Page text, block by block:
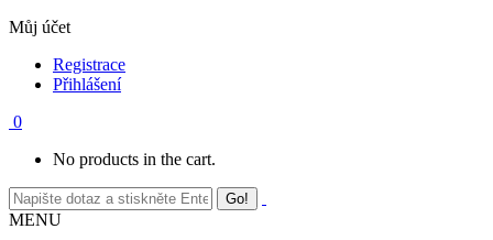
Můj účet
Registrace
Přihlášení
0
No products in the cart.
MENU